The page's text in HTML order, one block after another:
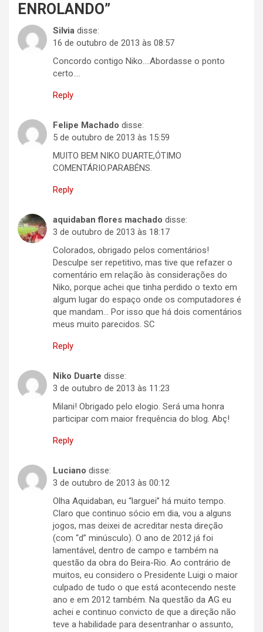
ENROLANDO”
Silvia disse:
16 de outubro de 2013 às 08:57
Concordo contigo Niko….Abordasse o ponto
certo….
Reply
Felipe Machado disse:
5 de outubro de 2013 às 15:59
MUITO BEM NIKO DUARTE,ÓTIMO
COMENTÁRIO.PARABÉNS.
Reply
aquidaban flores machado disse:
3 de outubro de 2013 às 18:17
Colorados, obrigado pelos comentários!
Desculpe ser repetitivo, mas tive que refazer o
comentário em relação às considerações do
Niko, porque achei que tinha perdido o texto em
algum lugar do espaço onde os computadores é
que mandam… Por isso que há dois comentários
meus muito parecidos. SC
Reply
Niko Duarte disse:
3 de outubro de 2013 às 11:23
Milani! Obrigado pelo elogio. Será uma honra
participar com maior frequência do blog. Abç!
Reply
Luciano disse:
3 de outubro de 2013 às 00:12
Olha Aquidaban, eu “larguei” há muito tempo.
Claro que continuo sócio em dia, vou a alguns
jogos, mas deixei de acreditar nesta direção
(com “d” minúsculo). O ano de 2012 já foi
lamentável, dentro de campo e também na
questão da obra do Beira-Rio. Ao contrário de
muitos, eu considero o Presidente Luigi o maior
culpado de tudo o que está acontecendo neste
ano e em 2012 também. Na questão da AG eu
achei e continuo convicto de que a direção não
teve a habilidade para desentranhar o assunto,